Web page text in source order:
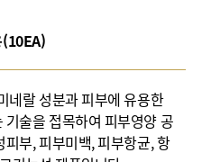
네랄 성분과 피부에 유용한
술을 접목하여 피부영양 공
부, 피부미백, 피부항균, 항